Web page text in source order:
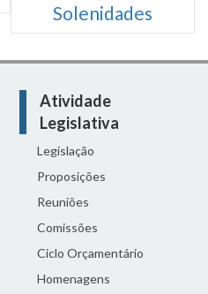
Solenidades
Atividade
Legislativa
Legislação
Proposições
Reuniões
Comissões
Ciclo Orçamentário
Homenagens